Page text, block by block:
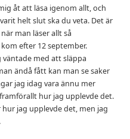
åt att läsa igenom allt, och
helt slut ska du veta. Det är
man läser allt så
efter 12 september.
med att släppa
ändå fått kan man se saker
jag idag vara ännu mer
hur jag upplevde det.
jag upplevde det, men jag